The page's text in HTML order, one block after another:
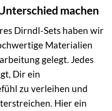
machen
Dirndl-Sets haben wir
Materialien
gelegt. Jedes
Dir ein
zu verleihen und
Hier ein